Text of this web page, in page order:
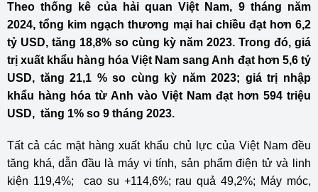
Theo thống kê của hải quan Việt Nam, 9 tháng năm
2024, tổng kim ngạch thương mại hai chiều đạt hơn 6,2
tỷ USD, tăng 18,8% so cùng kỳ năm 2023. Trong đó, giá
trị xuất khẩu hàng hóa Việt Nam sang Anh đạt hơn 5,6 tỷ
USD, tăng 21,1 % so cùng kỳ năm 2023; giá trị nhập
khẩu hàng hóa từ Anh vào Việt Nam đạt hơn 594 triệu
USD, tăng 1% so 9 tháng 2023.
Tất cả các mặt hàng xuất khẩu chủ lực của Việt Nam đều
tăng khá, dẫn đầu là máy vi tính, sản phẩm điện tử và linh
kiện 119,4%; cao su +114,6%; rau quả 49,2%; Máy móc,